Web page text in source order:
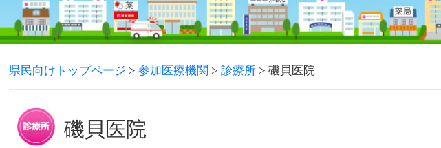
県民向けトップページ > 参加医療機関 > 診療所 > 磯貝医院
磯貝医院